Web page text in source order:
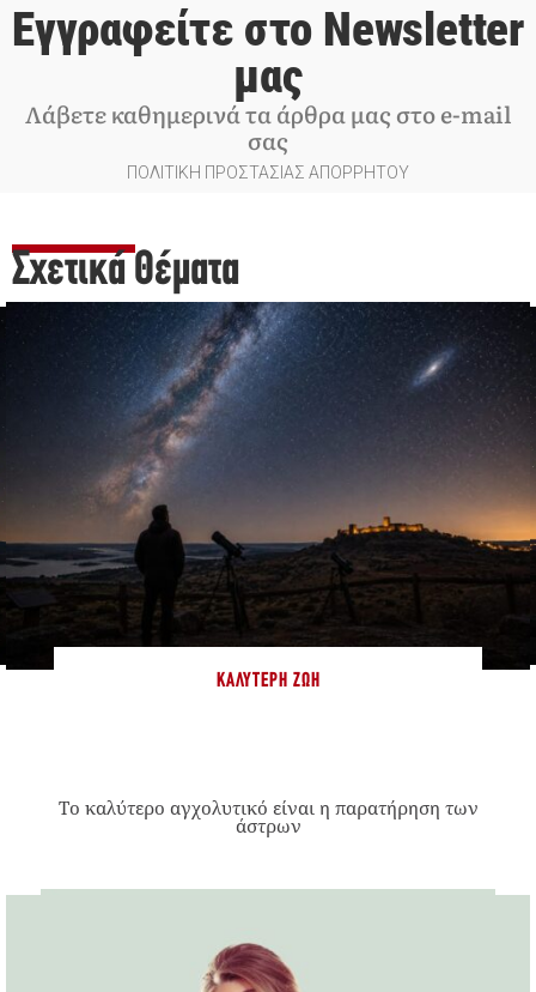
Εγγραφείτε στο Newsletter
μας
Λάβετε καθημερινά τα άρθρα μας στο e-mail
σας
ΠΟΛΙΤΙΚΗ ΠΡΟΣΤΑΣΙΑΣ ΑΠΟΡΡΗΤΟΥ
Σχετικά Θέματα
ΚΑΛΎΤΕΡΗ ΖΩΉ
Το καλύτερο αγχολυτικό είναι η παρατήρηση των
άστρων